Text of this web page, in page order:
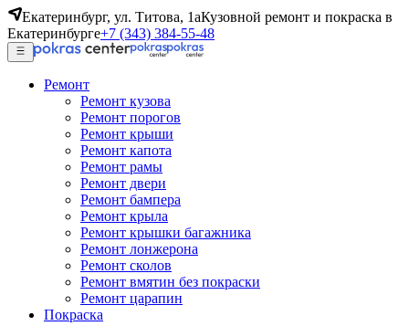
Екатеринбург, ул. Титова, 1аКузовной ремонт и покраска в
Екатеринбурге+7 (343) 384-55-48
Ремонт
Ремонт кузова
Ремонт порогов
Ремонт крыши
Ремонт капота
Ремонт рамы
Ремонт двери
Ремонт бампера
Ремонт крыла
Ремонт крышки багажника
Ремонт лонжерона
Ремонт сколов
Ремонт вмятин без покраски
Ремонт царапин
Покраска